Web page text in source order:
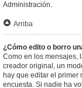
Administración.
Arriba
¿Cómo edito o borro
Como en los mensajes,
creador original, un
hay que editar el primer
encuesta. Si nadie ha